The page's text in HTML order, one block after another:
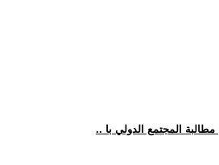
المجتمع الدولي با